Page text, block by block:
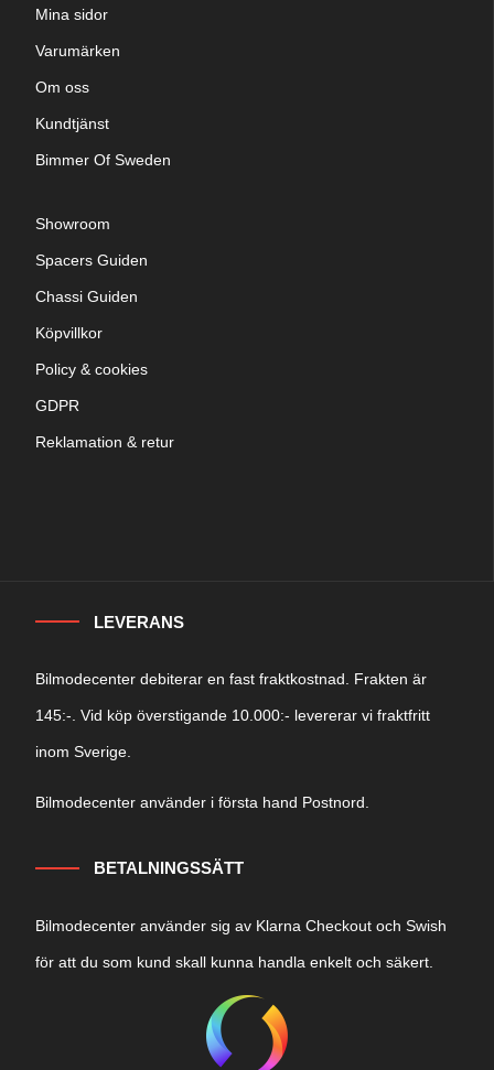
Mina sidor
Varumärken
Om oss
Kundtjänst
Bimmer Of Sweden
Showroom
Spacers Guiden
Chassi Guiden
Köpvillkor
Policy & cookies
GDPR
Reklamation & retur
LEVERANS
Bilmodecenter debiterar en fast fraktkostnad. Frakten är
145:-. Vid köp överstigande 10.000:- levererar vi fraktfritt
inom Sverige.
Bilmodecenter använder i första hand Postnord.
BETALNINGSSÄTT
Bilmodecenter använder sig av Klarna Checkout och Swish
för att du som kund skall kunna handla enkelt och säkert.